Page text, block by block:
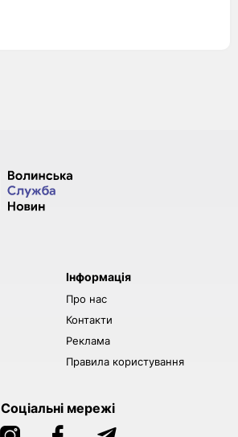
Інформація
Про нас
Контакти
Реклама
Правила користування
Соціальні мережі